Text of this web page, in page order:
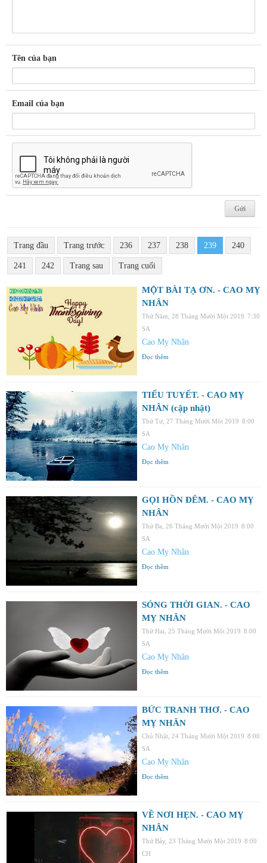
Tên của bạn
Email của bạn
Trang đầu Trang trước 236 237 238 239 240
241 242 Trang sau Trang cuối
MỘT BÀI TẠ ƠN. - CAO MỴ
NHÂN
Thứ Năm, 28 Tháng Mười Một 2019 7:30
SA
Cao Mỵ Nhân
Đọc thêm
TIỂU TUYẾT. - CAO MỴ
NHÂN (cập nhật)
Thứ Tư, 27 Tháng Mười Một 2019 8:00
SA
Cao Mỵ Nhân
Đọc thêm
GỌI HỒN ĐÊM. - CAO MỴ
NHÂN
Thứ Ba, 26 Tháng Mười Một 2019 8:00
SA
Cao Mỵ Nhân
Đọc thêm
SÓNG THỜI GIAN. - CAO
MỴ NHÂN
Thứ Hai, 25 Tháng Mười Một 2019 8:00
SA
Cao Mỵ Nhân
Đọc thêm
BỨC TRANH THƠ. - CAO
MỴ NHÂN
Chủ Nhật, 24 Tháng Mười Một 2019 8:00
SA
Cao Mỵ Nhân
Đọc thêm
VỀ NƠI HẸN. - CAO MỴ
NHÂN
Thứ Bảy, 23 Tháng Mười Một 2019 8:00
CH